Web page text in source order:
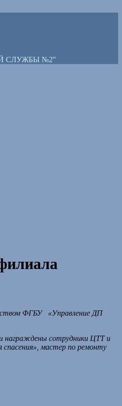
СЛУЖБЫ №2"
ФГБУ «Управление ДП
награждены сотрудники ЦТТ и
мастер по ремонту